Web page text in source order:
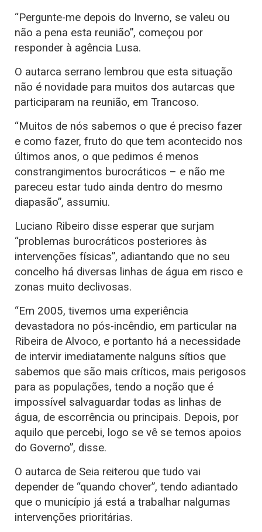
“Pergunte-me depois do Inverno, se valeu ou
não a pena esta reunião”, começou por
responder à agência Lusa.
O autarca serrano lembrou que esta situação
não é novidade para muitos dos autarcas que
participaram na reunião, em Trancoso.
“Muitos de nós sabemos o que é preciso fazer
e como fazer, fruto do que tem acontecido nos
últimos anos, o que pedimos é menos
constrangimentos burocráticos – e não me
pareceu estar tudo ainda dentro do mesmo
diapasão”, assumiu.
Luciano Ribeiro disse esperar que surjam
“problemas burocráticos posteriores às
intervenções físicas”, adiantando que no seu
concelho há diversas linhas de água em risco e
zonas muito declivosas.
“Em 2005, tivemos uma experiência
devastadora no pós-incêndio, em particular na
Ribeira de Alvoco, e portanto há a necessidade
de intervir imediatamente nalguns sítios que
sabemos que são mais críticos, mais perigosos
para as populações, tendo a noção que é
impossível salvaguardar todas as linhas de
água, de escorrência ou principais. Depois, por
aquilo que percebi, logo se vê se temos apoios
do Governo”, disse.
O autarca de Seia reiterou que tudo vai
depender de “quando chover”, tendo adiantado
que o município já está a trabalhar nalgumas
intervenções prioritárias.